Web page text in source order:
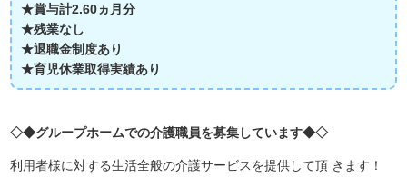
★賞与計2.60ヵ月分
★残業なし
★退職金制度あり
★育児休業取得実績あり
◇◆グループホームでの介護職員を募集しています◆◇
利用者様に対する生活全般の介護サービスを提供して頂 きます！